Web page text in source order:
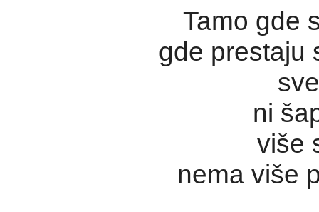
Tamo gde
gde prestaju
ni
više
nema više